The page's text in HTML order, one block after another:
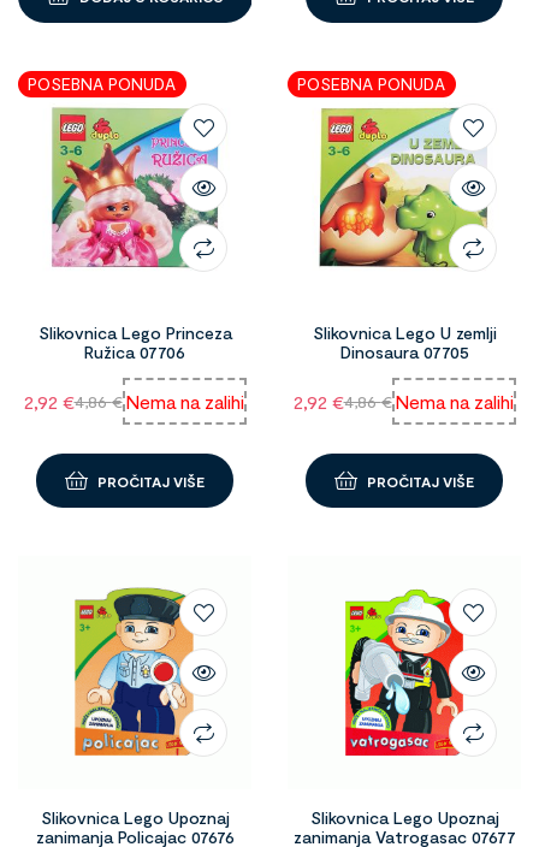
POSEBNA PONUDA
Slikovnica Lego Princeza
Ružica 07706
4,86€
2,92 € Nema na zalihi
PROČITAJ VIŠE
POSEBNA PONUDA
Slikovnica Lego U zemlji
Dinosaura 07705
4,86€
2,92 € Nema na zalihi
PROČITAJ VIŠE
Slikovnica Lego Upoznaj
zanimanja Policajac 07676
Slikovnica Lego Upoznaj
zanimanja Vatrogasac 07677